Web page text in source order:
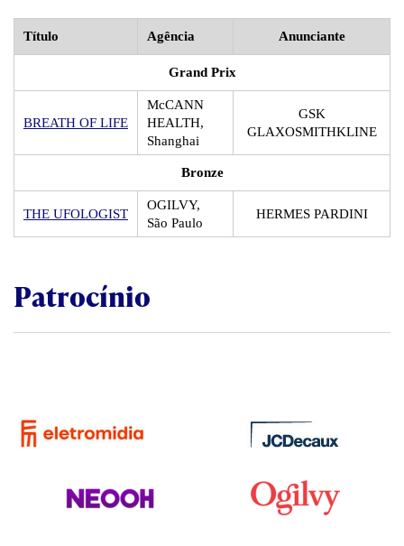
Título Agência Anunciante
Grand Prix
BREATH OF LIFE
McCANN
HEALTH,
Shanghai
GSK
GLAXOSMITHKLINE
Bronze
THE UFOLOGIST
OGILVY,
São Paulo
HERMES PARDINI
Patrocínio